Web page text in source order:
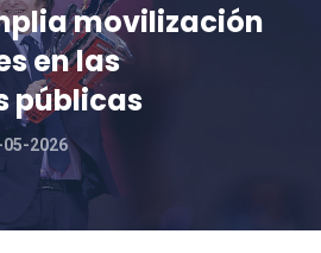
movilización
en las
públicas
2026